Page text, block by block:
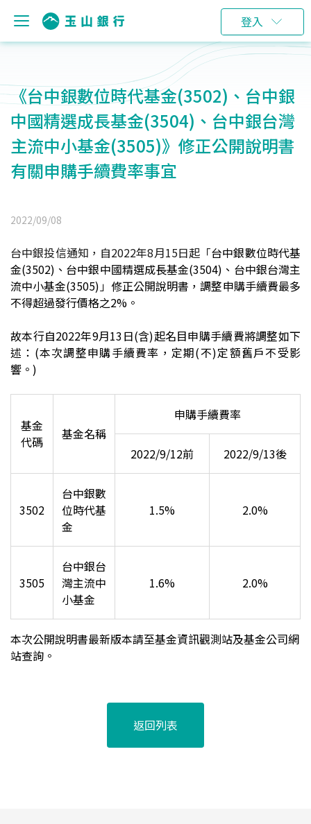
登入
《台中銀數位時代基金(3502)、台中銀
中國精選成長基金(3504)、台中銀台灣
主流中小基金(3505)》修正公開說明書
有關申購手續費率事宜
2022/09/08
台中銀投信通知，自2022年8月15日起「台中銀數位時代基
金(3502) 、台中銀中國精選成長基金(3504)、 台中銀台灣主
流中小基金(3505)」 修正公開說明書 ，調整申購手續費最多
不得超過發行價格之2%。
故本行自2022年9月13日(含)起名目申購手續費將調整如下
述：(本次調整申購手續費率，定期(不)定額舊戶不受影
響。)
基金
代碼
基金名稱
申購手續費率
2022/9/12前 2022/9/13後
3502
台中銀數
位時代基
金
1.5% 2.0%
3505
台中銀台
灣主流中
小基金
1.6% 2.0%
本次公開說明書最新版本請至基金資訊觀測站及基金公司網
站查詢。
返回列表